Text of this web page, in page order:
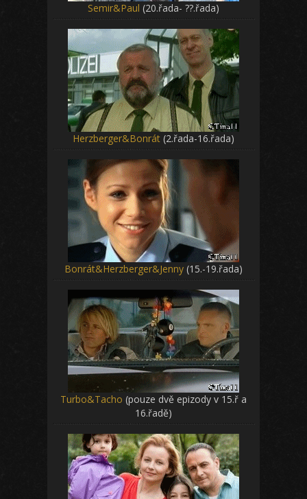
Semir&Paul (20.řada- ??.řada)
Herzberger&Bonrát (2.řada-16.řada)
Bonrát&Herzberger&Jenny (15.-19.řada)
Turbo&Tacho (pouze dvě epizody v 15.ř a
16.řadě)